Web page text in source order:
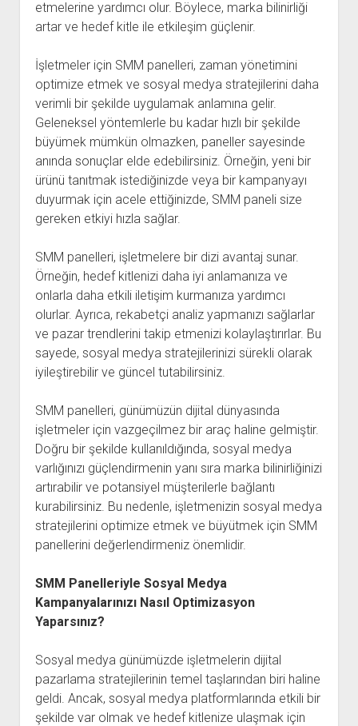
etmelerine yardımcı olur. Böylece, marka bilinirliği
artar ve hedef kitle ile etkileşim güçlenir.
İşletmeler için SMM panelleri, zaman yönetimini
optimize etmek ve sosyal medya stratejilerini daha
verimli bir şekilde uygulamak anlamına gelir.
Geleneksel yöntemlerle bu kadar hızlı bir şekilde
büyümek mümkün olmazken, paneller sayesinde
anında sonuçlar elde edebilirsiniz. Örneğin, yeni bir
ürünü tanıtmak istediğinizde veya bir kampanyayı
duyurmak için acele ettiğinizde, SMM paneli size
gereken etkiyi hızla sağlar.
SMM panelleri, işletmelere bir dizi avantaj sunar.
Örneğin, hedef kitlenizi daha iyi anlamanıza ve
onlarla daha etkili iletişim kurmanıza yardımcı
olurlar. Ayrıca, rekabetçi analiz yapmanızı sağlarlar
ve pazar trendlerini takip etmenizi kolaylaştırırlar. Bu
sayede, sosyal medya stratejilerinizi sürekli olarak
iyileştirebilir ve güncel tutabilirsiniz.
SMM panelleri, günümüzün dijital dünyasında
işletmeler için vazgeçilmez bir araç haline gelmiştir.
Doğru bir şekilde kullanıldığında, sosyal medya
varlığınızı güçlendirmenin yanı sıra marka bilinirliğinizi
artırabilir ve potansiyel müşterilerle bağlantı
kurabilirsiniz. Bu nedenle, işletmenizin sosyal medya
stratejilerini optimize etmek ve büyütmek için SMM
panellerini değerlendirmeniz önemlidir.
SMM Panelleriyle Sosyal Medya
Kampanyalarınızı Nasıl Optimizasyon
Yaparsınız?
Sosyal medya günümüzde işletmelerin dijital
pazarlama stratejilerinin temel taşlarından biri haline
geldi. Ancak, sosyal medya platformlarında etkili bir
şekilde var olmak ve hedef kitlenize ulaşmak için